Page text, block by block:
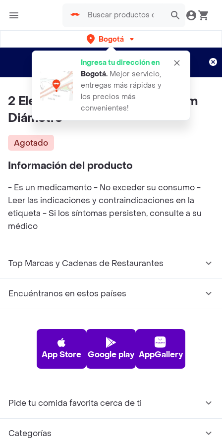
Bogotá
Ingresa tu dirección en
Bogotá. Mejor servicio,
entregas más rápidas y
los precios más
convenientes!
envíos gratis por semanas
Aplican TyC
2 Electrodos De Carbono 95 Mm
Diámetro
Agotado
Información del producto
- Es un medicamento - No exceder su consumo -
Leer las indicaciones y contraindicaciones en la
etiqueta - Si los síntomas persisten, consulte a su
médico
Top Marcas y Cadenas de Restaurantes
Encuéntranos en estos países
App Store Google play AppGallery
Pide tu comida favorita cerca de ti
Categorías